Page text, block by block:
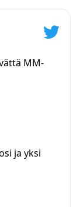
MM-
ja yksi